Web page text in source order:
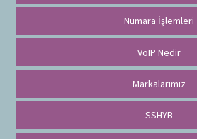
Numara İşlemleri
VoIP Nedir
Markalarımız
SSHYB